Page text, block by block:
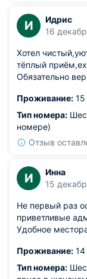
И
Идрис
16
Хотел
тёплый
Обязательно
Проживание:
Тип номера:
номере)
Отзыв
И
Инна
15
Не первый раз
приветливые
Удобное
Проживание:
Тип номера: